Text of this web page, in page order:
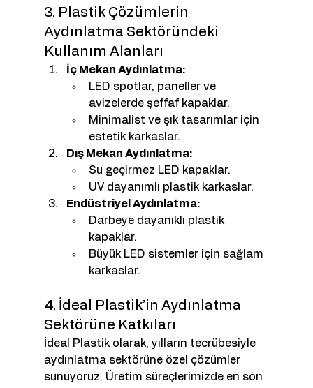
3. Plastik Çözümlerin
Aydınlatma Sektöründeki
Kullanım Alanları
İç Mekan Aydınlatma:
LED spotlar, paneller ve
avizelerde şeffaf kapaklar.
Minimalist ve şık tasarımlar için
estetik karkaslar.
Dış Mekan Aydınlatma:
Su geçirmez LED kapaklar.
UV dayanımlı plastik karkaslar.
Endüstriyel Aydınlatma:
Darbeye dayanıklı plastik
kapaklar.
Büyük LED sistemler için sağlam
karkaslar.
4. İdeal Plastik’in Aydınlatma
Sektörüne Katkıları
İdeal Plastik olarak, yılların tecrübesiyle
aydınlatma sektörüne özel çözümler
sunuyoruz. Üretim süreçlerimizde en son